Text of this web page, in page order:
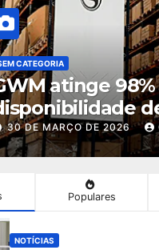
atinge 98% de
de
e amplia
em Cajamar
DE 2026 GWM
Populares
NOTÍCIAS